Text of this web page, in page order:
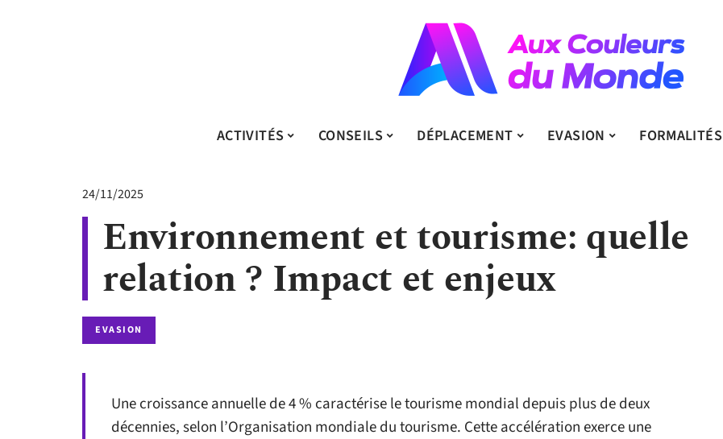
ACTIVITÉS CONSEILS DÉPLACEMENT EVASION FORMALITÉS
24/11/2025
Environnement et tourisme: quelle
relation ? Impact et enjeux
EVASION
Une croissance annuelle de 4 % caractérise le tourisme mondial depuis plus de deux
décennies, selon l’Organisation mondiale du tourisme. Cette accélération exerce une